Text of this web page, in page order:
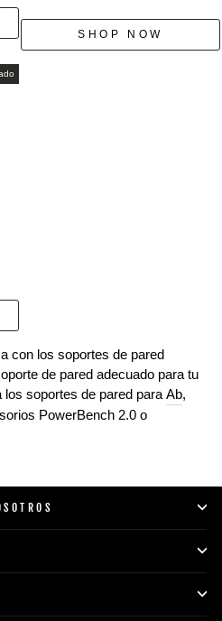
SHOP NOW
con los soportes de pared
de pared adecuado para tu
soportes de pared para Ab,
PowerBench 2.0 o